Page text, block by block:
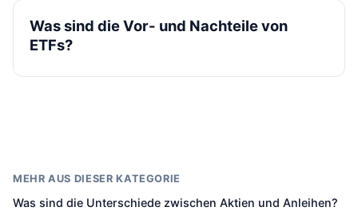
Was sind die Vor- und Nachteile von
ETFs?
MEHR AUS DIESER KATEGORIE
Was sind die Unterschiede zwischen Aktien und Anleihen?